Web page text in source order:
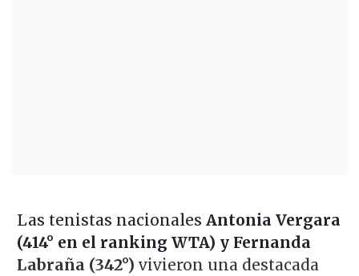
Las tenistas nacionales Antonia Vergara
(414° en el ranking WTA) y Fernanda
Labraña (342°) vivieron una destacada